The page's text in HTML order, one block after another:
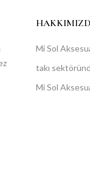
Mi Sol
takı
Mi Sol